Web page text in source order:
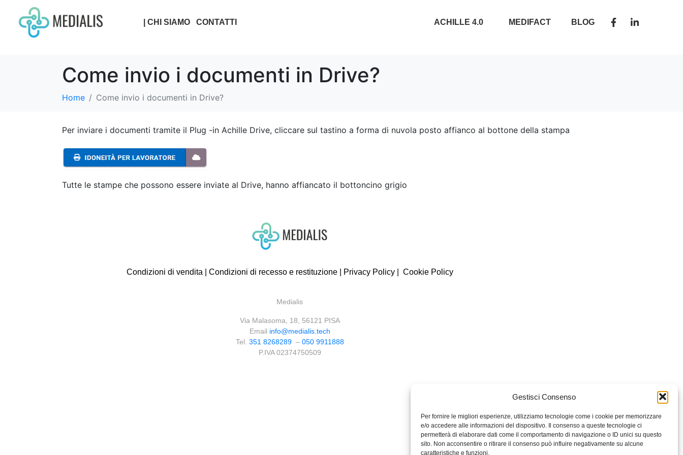
Gestisci Consenso
Per fornire le migliori esperienze, utilizziamo tecnologie come i cookie per memorizzare
e/o accedere alle informazioni del dispositivo. Il consenso a queste tecnologie ci
permetterà di elaborare dati come il comportamento di navigazione o ID unici su questo
sito. Non acconsentire o ritirare il consenso può influire negativamente su alcune
caratteristiche e funzioni.
| CHI SIAMO CONTATTI ACHILLE 4.0 MEDIFACT BLOG
Come invio i documenti in Drive?
Home Come invio i documenti in Drive?
Per inviare i documenti tramite il Plug -in Achille Drive, cliccare sul tastino a forma di nuvola posto affianco al bottone della stampa
Tutte le stampe che possono essere inviate al Drive, hanno affiancato il bottoncino grigio
Condizioni di vendita Condizioni di recesso e restituzione| Privacy Policy| Cookie Policy
Medialis
Via Malasoma, 18, 56121 PISA
Email info@medialis.tech
Tel. 351 8268289 – 050 9911888
P.IVA 02374750509